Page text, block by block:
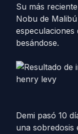
Su más
Nobu de
especulaciones
besándose.
Demi pasó 10
una sobredosis